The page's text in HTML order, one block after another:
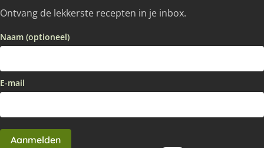
Ontvang de lekkerste recepten in je inbox.
Naam (optioneel)
E-mail
Aanmelden